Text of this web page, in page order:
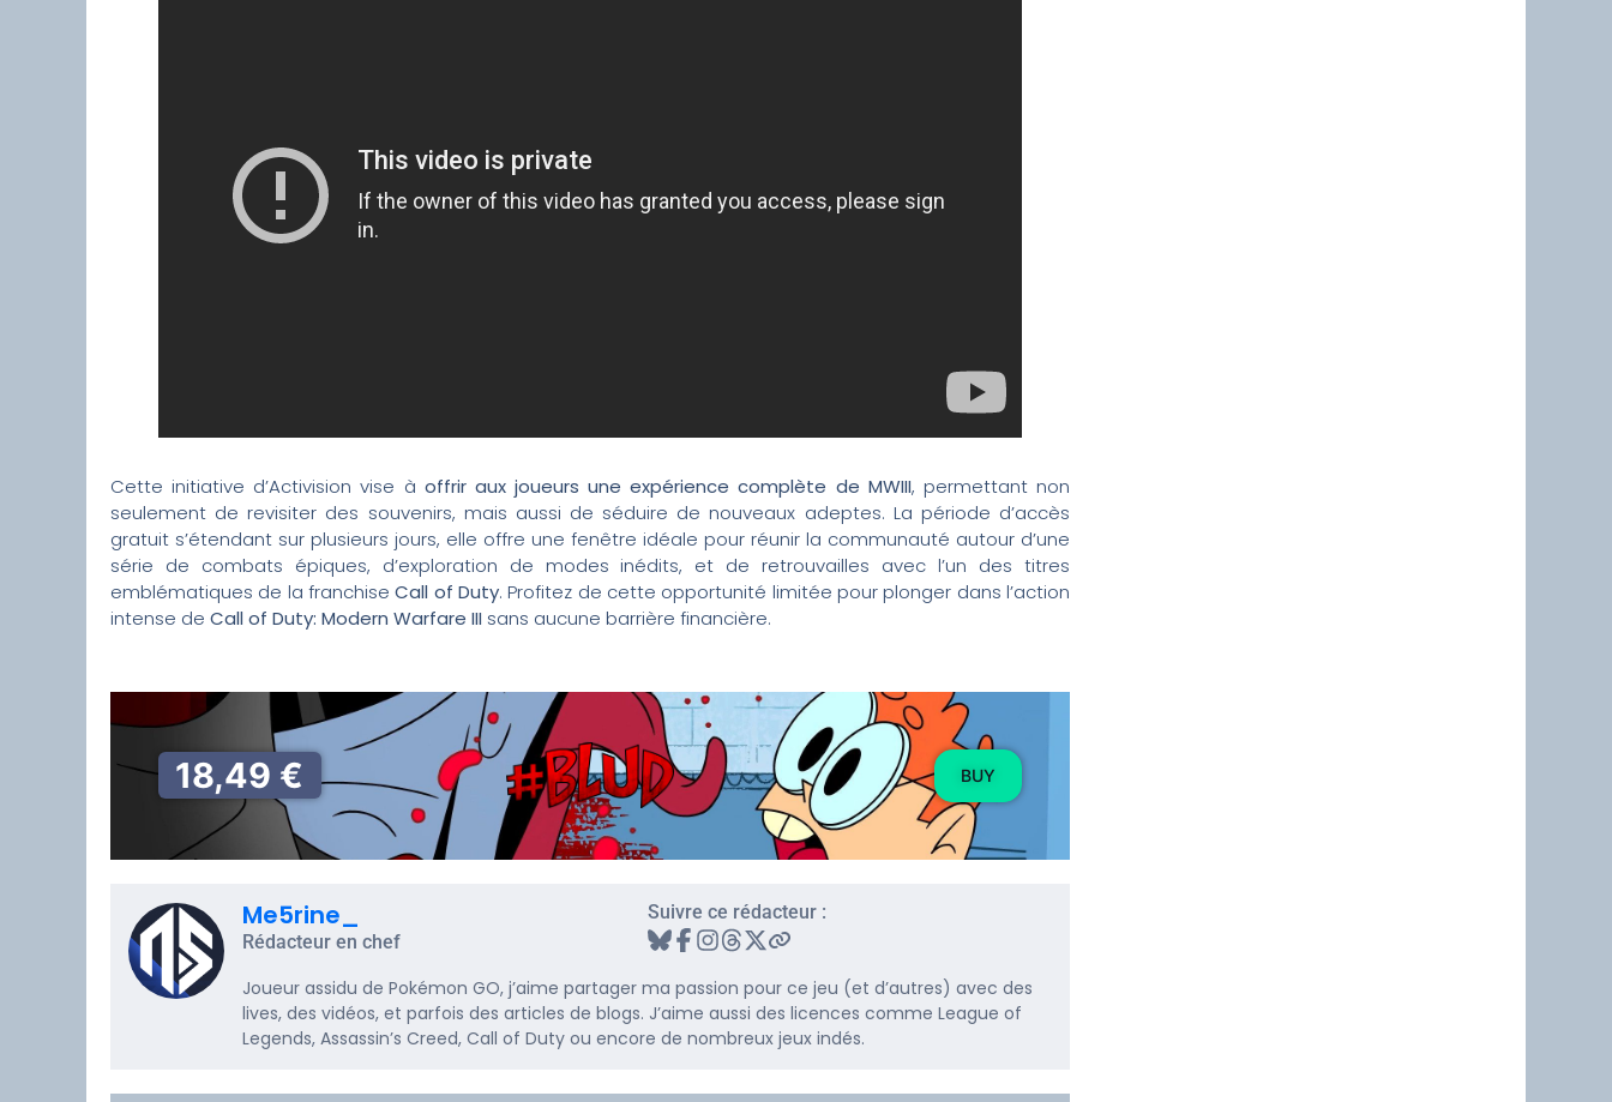
Cette initiative d’Activision vise à offrir aux joueurs une expérience complète de MWIII, permettant non
seulement de revisiter des souvenirs, mais aussi de séduire de nouveaux adeptes. La période d’accès
gratuit s’étendant sur plusieurs jours, elle offre une fenêtre idéale pour réunir la communauté autour d’une
série de combats épiques, d’exploration de modes inédits, et de retrouvailles avec l’un des titres
emblématiques de la franchiseCall of Duty. Profitez de cette opportunité limitée pour plonger dans l’action
intense de Call of Duty: Modern Warfare III sans aucune barrière financière.
18,49 € BUY
Me5rine_
Rédacteur en chef
Suivre ce rédacteur :
Joueur assidu de Pokémon GO, j’aime partager ma passion pour ce jeu (et d’autres) avec des
lives, des vidéos, et parfois des articles de blogs. J’aime aussi des licences comme League of
Legends, Assassin’s Creed, Call of Duty ou encore de nombreux jeux indés.